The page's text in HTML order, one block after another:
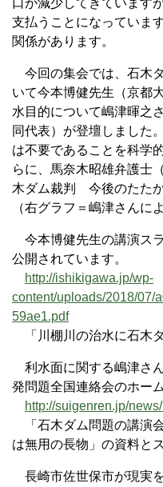
支払うことになっていま
関係があります。
今回の集会では、石木
いて今本博健先生（京都
水目的について嶋津暉之
同代表）が登壇しました
は不要であることを科学
らに、馬奈木昭雄弁護士
木ダム裁判 今後のたた
（右グラフ＝嶋津さんに
今本博健先生の講演ス
公開されています。
http://ishikigawa.jp/wp-
content/uploads/2018/07/
59ae1.pdf
「川棚川の治水に石木
利水面に関する嶋津さ
発問題全国連絡会のホー
http://suigenren.jp/
「石木ダム問題の講演
は無用の長物」の資料と
長崎市佐世保市が現実